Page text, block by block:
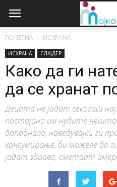
ПОЧЕТНА ИСХРАНА
ИСХРАНА СЛАЈДЕР
Како да ги
да се хранат
Децата не јадат секогаш
постојано им нудите
допаднало, наведувајќи ги
консумирање, би можеле да
јадат здраво, сметаат